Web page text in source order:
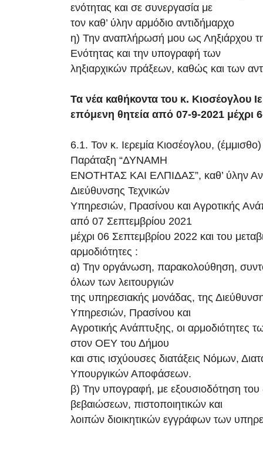
ενότητας και σε συνεργασία με
τον καθ’ ύλην αρμόδιο αντιδήμαρχο
η) Την αναπλήρωσή μου ως Ληξιάρχου
Ενότητας και την υπογραφή των
ληξιαρχικών πράξεων, καθώς και των
Τα νέα καθήκοντα του κ. Κιοσέογλου
επόμενη θητεία από 07-9-2021 μέχρι
6.1. Τον κ. Ιερεμία Κιοσέογλου,
Παράταξη “ΔΥΝΑΜΗ
ΕΝΟΤΗΤΑΣ ΚΑΙ ΕΛΠΙΔΑΣ”, καθ’ ύλην
Διεύθυνσης Τεχνικών
Υπηρεσιών, Πρασίνου και Αγροτικής
από 07 Σεπτεμβρίου 2021
μέχρι 06 Σεπτεμβρίου 2022 και του
αρμοδιότητες :
α) Την οργάνωση, παρακολούθηση,
όλων των λειτουργιών
της υπηρεσιακής μονάδας, της
Υπηρεσιών, Πρασίνου και
Αγροτικής Ανάπτυξης, οι αρμοδιότητες
στον ΟΕΥ του Δήμου
και στις ισχύουσες διατάξεις Νόμων,
Υπουργικών Αποφάσεων.
β) Την υπογραφή, με εξουσιοδότηση
βεβαιώσεων, πιστοποιητικών και
λοιπών διοικητικών εγγράφων των